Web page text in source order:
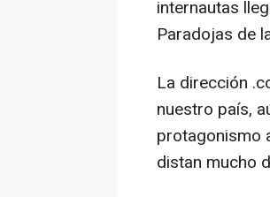
internautas
Paradojas de
La dirección
nuestro país,
protagonismo
distan mucho